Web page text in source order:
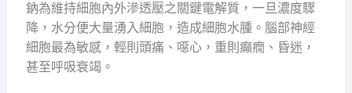
鈉為維持細胞內外滲透壓之關鍵電解質，一旦濃度驟
降，水分便大量湧入細胞，造成細胞水腫。腦部神經
細胞最為敏感，輕則頭痛、噁心，重則癲癇、昏迷，
甚至呼吸衰竭。